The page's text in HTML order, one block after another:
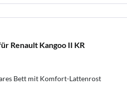
Renault Kangoo II KR
Bett mit Komfort-Lattenrost